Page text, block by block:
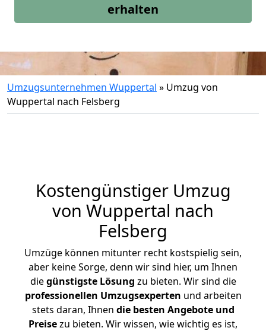
erhalten
Umzugsunternehmen Wuppertal » Umzug von
Wuppertal nach Felsberg
Kostengünstiger Umzug
von Wuppertal nach
Felsberg
Umzüge können mitunter recht kostspielig sein,
aber keine Sorge, denn wir sind hier, um Ihnen
diegünstigste Lösung zu bieten. Wir sind die
professionellen Umzugsexperten und arbeiten
stets daran, Ihnen die besten Angebote und
Preisezu bieten. Wir wissen, wie wichtig es ist,